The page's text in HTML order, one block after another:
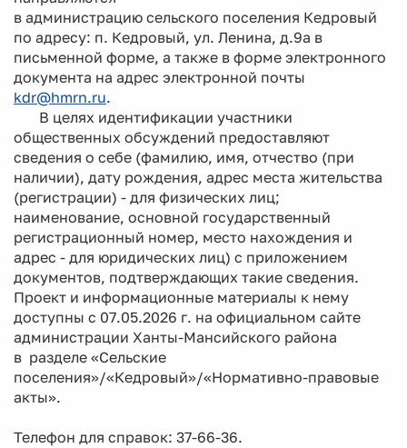
в администрацию сельского поселения Кедровый
по адресу: п. Кедровый, ул. Ленина, д.9а в
письменной форме, а также в форме электронного
документа на адрес электронной почты
kdr@hmrn.ru.
В целях идентификации участники
общественных обсуждений предоставляют
сведения о себе (фамилию, имя, отчество (при
наличии), дату рождения, адрес места жительства
(регистрации) - для физических лиц;
наименование, основной государственный
регистрационный номер, место нахождения и
адрес - для юридических лиц) с приложением
документов, подтверждающих такие сведения.
Проект и информационные материалы к нему
доступны с 07.05.2026 г. на официальном сайте
администрации Ханты-Мансийского района
в разделе «Сельские
поселения»/«Кедровый»/«Нормативно-правовые
акты».
Телефон для справок: 37-66-36.